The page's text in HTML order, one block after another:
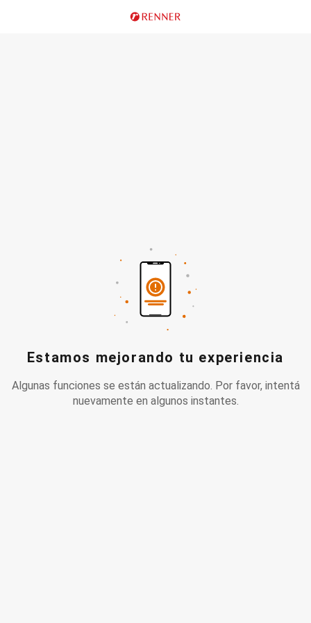
Estamos mejorando tu experiencia
Algunas funciones se están actualizando. Por favor, intentá
nuevamente en algunos instantes.